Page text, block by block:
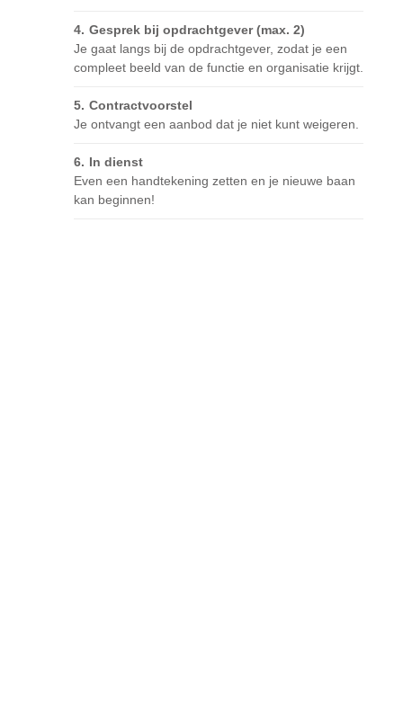
Gesprek bij opdrachtgever (max. 2)
Je gaat langs bij de opdrachtgever, zodat je een
compleet beeld van de functie en organisatie krijgt.
Contractvoorstel
Je ontvangt een aanbod dat je niet kunt weigeren.
In dienst
Even een handtekening zetten en je nieuwe baan
kan beginnen!